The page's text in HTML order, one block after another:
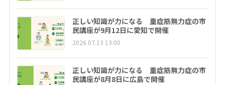
正しい知識が力になる 重症筋無力症の市
民講座が9月12日に愛知で開催
2026.07.13 13:00
正しい知識が力になる 重症筋無力症の市
民講座が8月8日に広島で開催